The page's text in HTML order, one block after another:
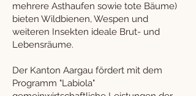
mehrere Asthaufen sowie tote Bäume)
bieten Wildbienen, Wespen und
weiteren Insekten ideale Brut- und
Lebensräume.
Der Kanton Aargau fördert mit dem
Programm "Labiola"